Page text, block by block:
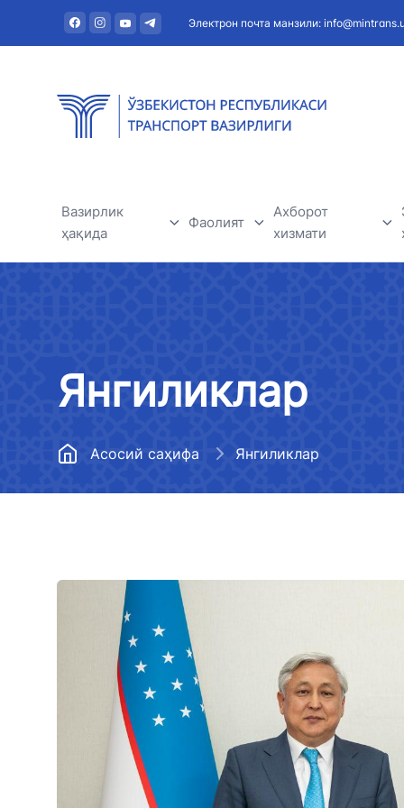
Электрон почта манзили:
Вазирлик
ҳақида
Марказий аппарат
Тизимдаги ташкилотлар
Давлат дастури
Очиқ маълумотлар
Коррупцияга қарши курашиш
Коррупцияга оид мурожаатлар
билан ишлаш регламенти
Бюджет тўғрисидаги
қонунчилик ҳужжатларига
Фаолият
Ҳаво транспорти
Метрополитен
Йўл хўжалигини
Транспорт вазирлиги
фаолиятига оид ҳисобот (2023
йил)
Кўп бериладиган саволларга
жавоблар
Ахборот
хизмати
Эълонлар ва
Эълон қилиниши
бўлмаган
чекланган
OAВ
қилиш
Транспорт
веб-сайтига
мажбурий бўлган
Янгиликлар
Асосий саҳифа Янгиликлар